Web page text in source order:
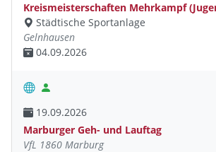
Kreismeisterschaften Mehrkampf
Städtische Sportanlage
Gelnhausen
04.09.2026
19.09.2026
Marburger Geh- und Lauftag
VfL 1860 Marburg